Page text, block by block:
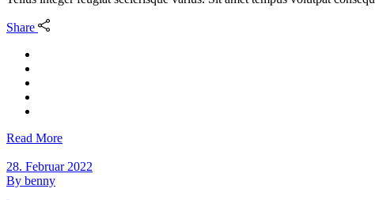
Share
Read More
28. Februar 2022
By benny